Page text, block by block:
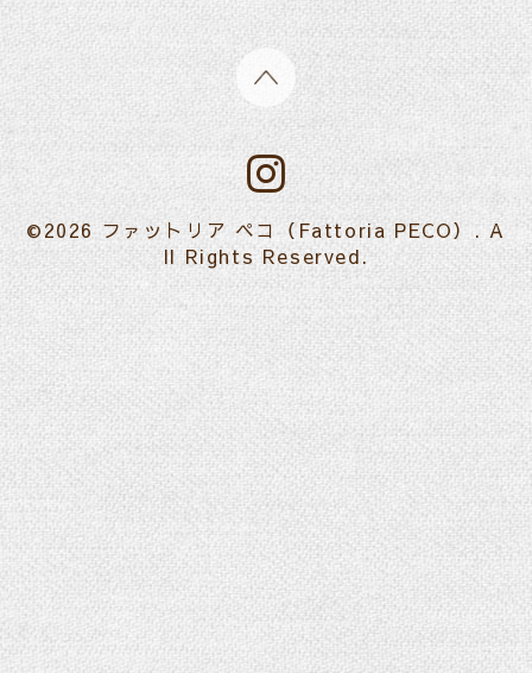
©2026 ファットリア ペコ（Fattoria PECO） . A
ll Rights Reserved.